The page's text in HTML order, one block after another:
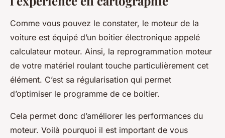
Comme vous pouvez le constater, le moteur de la
voiture est équipé d’un boitier électronique appelé
calculateur moteur. Ainsi, la reprogrammation moteur
de votre matériel roulant touche particulièrement cet
élément. C’est sa régularisation qui permet
d’optimiser le programme de ce boitier.
Cela permet donc d’améliorer les performances du
moteur. Voilà pourquoi il est important de vous